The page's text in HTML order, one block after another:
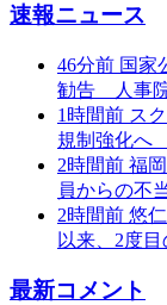
速報ニュース
46分前 国家
勧告 人事
1時間前 ス
規制強化へ
2時間前 福
員からの不
2時間前 悠
以来、2度目
最新コメント